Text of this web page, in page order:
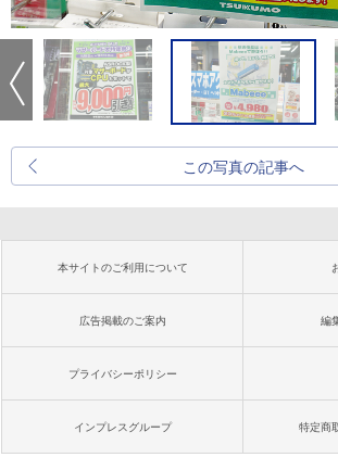
この写真の記事へ
本サイトのご利用について
広告掲載のご案内 編
プライバシーポリシー
インプレスグループ 特定商